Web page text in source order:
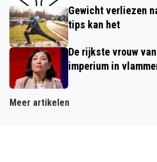
Gewicht verliezen
tips kan het
De rijkste vrouw
imperium in
Meer artikelen